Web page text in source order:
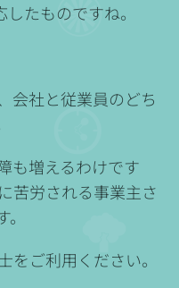
たものですね。
会社と従業員のどち
も増えるわけです
苦労される事業主さ
をご利用ください。